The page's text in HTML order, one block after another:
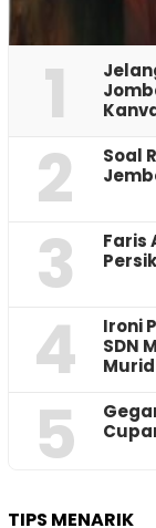
1
2
‎Soal
3
Faris
4
Ironi
SDN
5
TIPS MENARIK